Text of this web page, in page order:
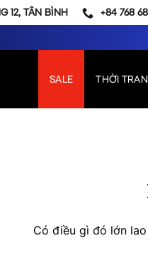
12, TÂN BÌNH +84 768
SALE THỜI
Có điều gì đó lớn